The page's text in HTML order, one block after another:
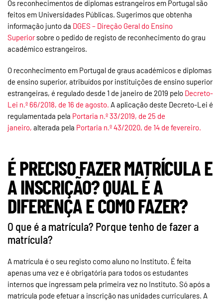
Os reconhecimentos de diplomas estrangeiros em Portugal são
feitos em Universidades Públicas. Sugerimos que obtenha
informação junto da DGES – Direção Geral do Ensino
Superiorsobre o pedido de registo de reconhecimento do grau
académico estrangeiros.
O reconhecimento em Portugal de graus académicos e diplomas
de ensino superior, atribuídos por instituições de ensino superior
estrangeiras, é regulado desde 1 de janeiro de 2019 pelo Decreto-
Lei n.º 66/2018, de 16 de agosto. A aplicação deste Decreto-Lei é
regulamentada pela Portaria n.º 33/2019, de 25 de
janeiro, alterada pela Portaria n.º 43/2020, de 14 de fevereiro.
É PRECISO FAZER MATRÍCULA E
A INSCRIÇÃO? QUAL É A
DIFERENÇA E COMO FAZER?
O que é a matrícula? Porque tenho de fazer a
matrícula?
A matrícula é o seu registo como aluno no Instituto. É feita
apenas uma vez e é obrigatória para todos os estudantes
internos que ingressam pela primeira vez no Instituto. Só após a
matrícula pode efetuar a inscrição nas unidades curriculares. A